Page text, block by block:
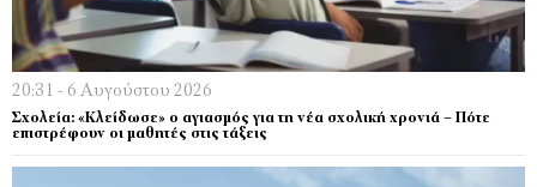
20:31 - 6 Αυγούστου 2026
Σχολεία: «Κλείδωσε» ο αγιασμός για τη νέα σχολική χρονιά – Πότε
επιστρέφουν οι μαθητές στις τάξεις